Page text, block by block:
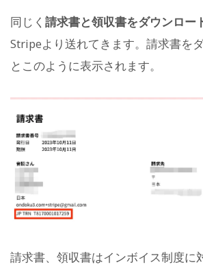
同じく 請求書と領収書をダウンロー
Stripeより送れてきます。請求書を
とこのように表示されます。
請求書、領収書はインボイス制度に